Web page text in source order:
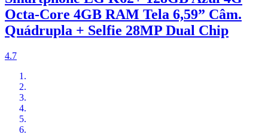
Octa-Core 4GB RAM Tela 6,59” Câm.
Quádrupla + Selfie 28MP Dual Chip
4.7